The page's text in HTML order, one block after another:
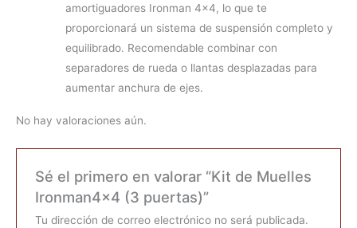
amortiguadores Ironman 4×4, lo que te
proporcionará un sistema de suspensión completo y
equilibrado. Recomendable combinar con
separadores de rueda o llantas desplazadas para
aumentar anchura de ejes.
No hay valoraciones aún.
Sé el primero en valorar “Kit de Muelles
Ironman4x4 (3 puertas)”
Tu dirección de correo electrónico no será publicada.